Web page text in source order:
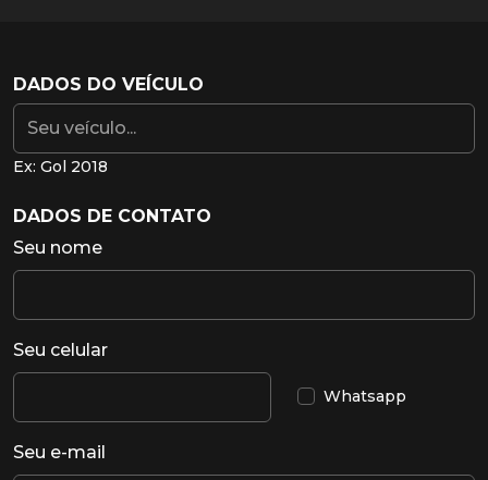
DADOS DO VEÍCULO
Ex: Gol 2018
DADOS DE CONTATO
Seu nome
Seu celular
Whatsapp
Seu e-mail